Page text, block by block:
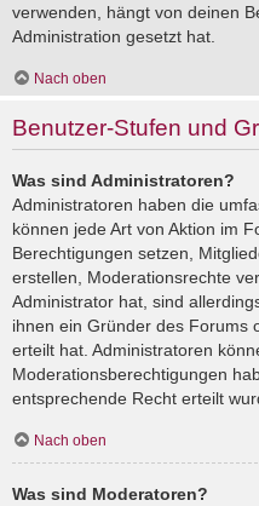
verwenden, hängt von deinen
Administration gesetzt hat.
Nach oben
Benutzer-Stufen und
Was sind Administratoren?
Administratoren haben die
können jede Art von Aktion im
Berechtigungen setzen,
erstellen, Moderationsrechte
Administrator hat, sind
ihnen ein Gründer des Forums
erteilt hat. Administratoren
Moderationsberechtigungen
entsprechende Recht erteilt
Nach oben
Was sind Moderatoren?